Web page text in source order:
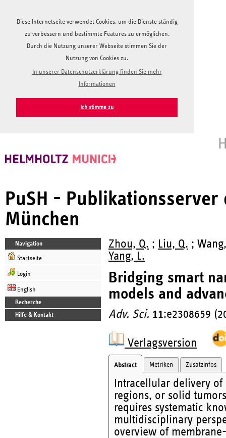
Diese Internetseite verwendet Cookies, um die Dienste ständig
zu verbessern und bestimmte Features zu ermöglichen.
Durch die Nutzung unserer Webseite stimmen Sie der
Nutzung von Cookies zu.
In unserer Datenschutzerklärung finden Sie mehr
Informationen
Ich stimme zu
PuSH -
München
Navigation
Startseite
Login
English
Recherche
Hilfe & Kontakt
Zhou, Q. ; Liu, Q. ;
Yang, L.
Bridging smart
models and
Adv. Sci. 11:e2308659
Verlagsversion
Abstract Metriken Zusatzinfos
Intracellular delivery
regions, or solid
requires systematic
multidisciplinary
overview of